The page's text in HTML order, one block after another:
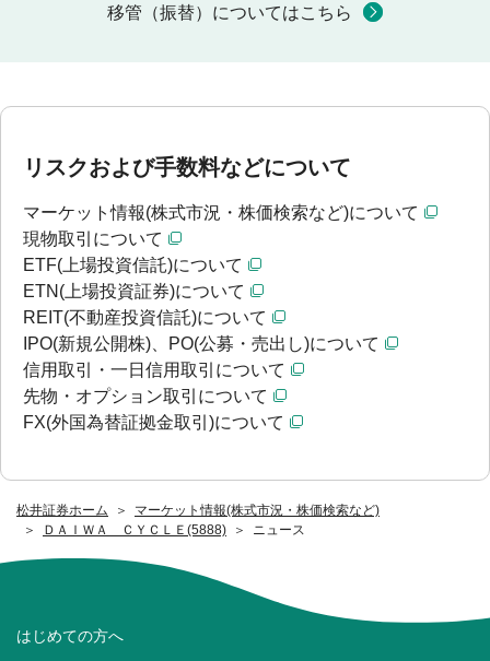
松井証券ホーム
マーケット情報(株式市況・株価検索など)
ＤＡＩＷＡ ＣＹＣＬＥ(5888)
ニュース
移管（振替）についてはこちら
リスクおよび手数料などについて
マーケット情報(株式市況・株価検索など)について
現物取引について
ETF(上場投資信託)について
ETN(上場投資証券)について
REIT(不動産投資信託)について
IPO(新規公開株)、PO(公募・売出し)について
信用取引・一日信用取引について
先物・オプション取引について
FX(外国為替証拠金取引)について
はじめての方へ